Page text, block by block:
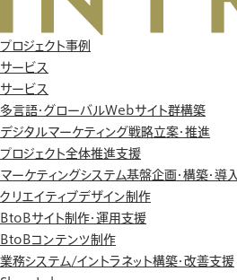
プロジェクト事例
サービス
サービス
多言語・グローバルWebサイト群構築
デジタルマーケティング戦略立案・推進
プロジェクト全体推進支援
マーケティングシステム基盤企画・構築・導
クリエイティブデザイン制作
BtoBサイト制作・運用支援
BtoBコンテンツ制作
業務システム/イントラネット構築・改善支援